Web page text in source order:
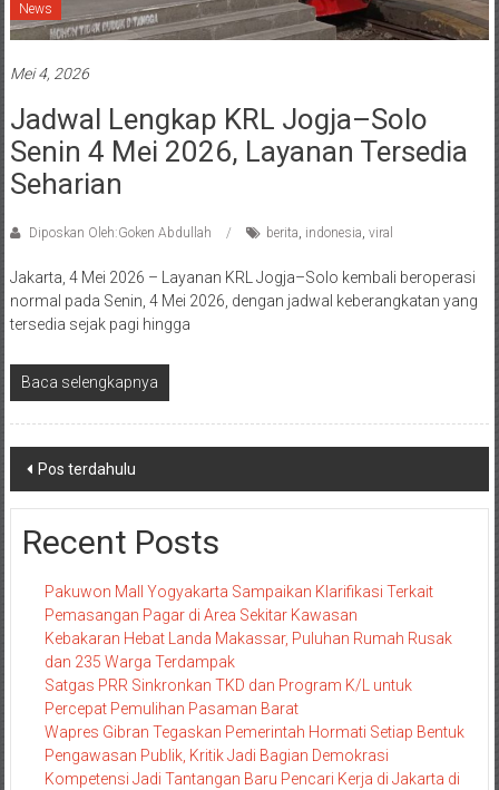
News
Mei 4, 2026
Jadwal Lengkap KRL Jogja–Solo
Senin 4 Mei 2026, Layanan Tersedia
Seharian
Diposkan Oleh:Goken Abdullah berita, indonesia, viral
Jakarta, 4 Mei 2026 – Layanan KRL Jogja–Solo kembali beroperasi
normal pada Senin, 4 Mei 2026, dengan jadwal keberangkatan yang
tersedia sejak pagi hingga
Baca selengkapnya
Navigasi
pos
Pos terdahulu
Recent Posts
Pakuwon Mall Yogyakarta Sampaikan Klarifikasi Terkait
Pemasangan Pagar di Area Sekitar Kawasan
Kebakaran Hebat Landa Makassar, Puluhan Rumah Rusak
dan 235 Warga Terdampak
Satgas PRR Sinkronkan TKD dan Program K/L untuk
Percepat Pemulihan Pasaman Barat
Wapres Gibran Tegaskan Pemerintah Hormati Setiap Bentuk
Pengawasan Publik, Kritik Jadi Bagian Demokrasi
Kompetensi Jadi Tantangan Baru Pencari Kerja di Jakarta di